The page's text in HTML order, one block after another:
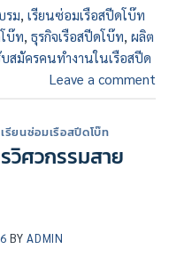
รม, เรียนซ่อมเรือสปีดโบ๊ท
บ๊ท, ธุรกิจเรือสปีดโบ๊ท, ผลิต
บสมัครคนทำงานในเรือสปีด
Leave a comment
เรียนซ่อมเรือสปีดโบ๊ท
วิศวกรรมสาย
BYADMIN